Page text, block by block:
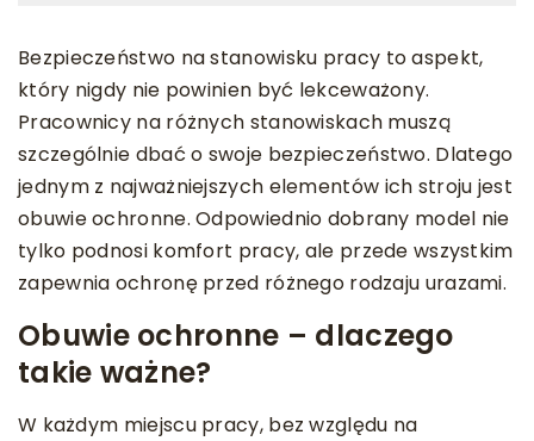
Bezpieczeństwo na stanowisku pracy to aspekt,
który nigdy nie powinien być lekceważony.
Pracownicy na różnych stanowiskach muszą
szczególnie dbać o swoje bezpieczeństwo. Dlatego
jednym z najważniejszych elementów ich stroju jest
obuwie ochronne. Odpowiednio dobrany model nie
tylko podnosi komfort pracy, ale przede wszystkim
zapewnia ochronę przed różnego rodzaju urazami.
Obuwie ochronne – dlaczego
takie ważne?
W każdym miejscu pracy, bez względu na